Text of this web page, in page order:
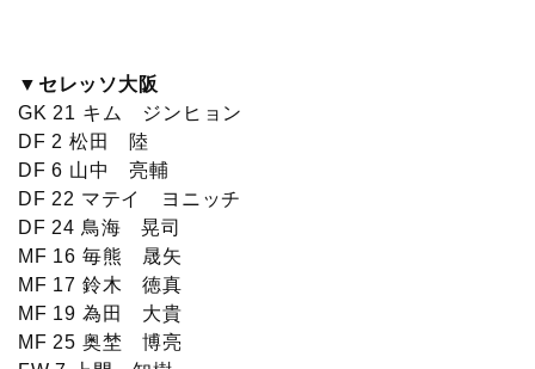
▼セレッソ大阪
GK 21 キム ジンヒョン
DF 2 松田 陸
DF 6 山中 亮輔
DF 22 マテイ ヨニッチ
DF 24 鳥海 晃司
MF 16 毎熊 晟矢
MF 17 鈴木 徳真
MF 19 為田 大貴
MF 25 奥埜 博亮